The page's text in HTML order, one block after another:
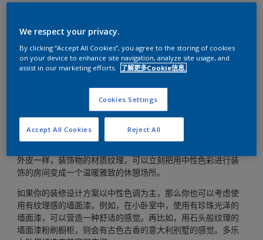
材质纹理对家装的重要作用
使用各种材质纹理为中性色调的搭配增添纵深感
当你用中性色调进行装修设计时，材质的纹理变得极其重要。
外皮一样，装饰物的材质纹理，可以立刻把用中性色彩进行装
饰的房间变成一个温暖雅致的休憩场所。
如果你的装修设计方案以中性色调为主，那么你也可以考虑使
用有纹理感的墙面漆。例如，在小卧室中，使用有珍珠光泽的
墙面漆，可以营造一种舒适的感觉。再比如，用石头般纹理的
墙面漆粉刷橱柜，则会有古色古香的意大利别墅的感觉。多乐
We respect your privacy.
By clicking “Accept All Cookies”, you agree to the storing of cookies
on your device to enhance site navigation, analyze site usage, and
assist in our marketing efforts.
了解更多Cookie信息.
Cookies Settings
Reject All
Accept All Cookies